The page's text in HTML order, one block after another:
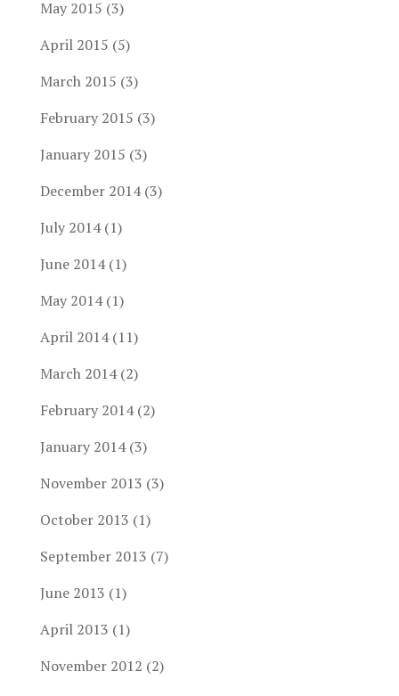
May 2015 (3)
April 2015 (5)
March 2015 (3)
February 2015 (3)
January 2015 (3)
December 2014(3)
July 2014(1)
June 2014(1)
May 2014(1)
April 2014(11)
March 2014(2)
February 2014(2)
January 2014(3)
November 2013 (3)
October 2013 (1)
September 2013 (7)
June 2013 (1)
April 2013 (1)
November 2012 (2)